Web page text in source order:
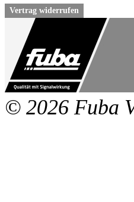
Vertrag widerrufen
© 2026 Fuba